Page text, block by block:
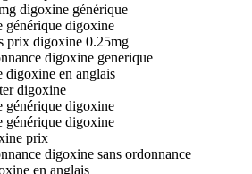
digoxine générique
générique digoxine
prix digoxine 0.25mg
digoxine generique
digoxine en anglais
digoxine
générique digoxine
générique digoxine
prix
digoxine sans ordonnance
en anglais